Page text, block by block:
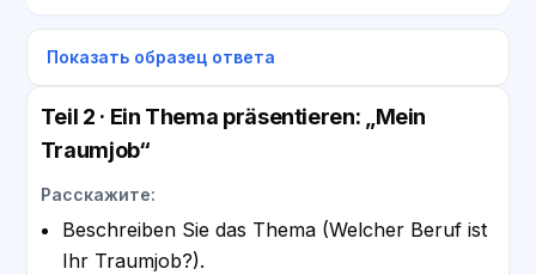
Показать образец ответа
Teil 2 · Ein Thema präsentieren: „Mein
Traumjob“
Расскажите:
Beschreiben Sie das Thema (Welcher Beruf ist
Ihr Traumjob?).